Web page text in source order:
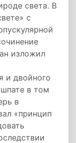
света. В
» с
изложил
и двойного
в том
в
«принцип